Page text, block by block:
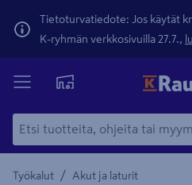
Tietoturvatiedote: Jos käytät
K-ryhmän verkkosivuilla 27.7.,
Työkalut / Akut ja laturit